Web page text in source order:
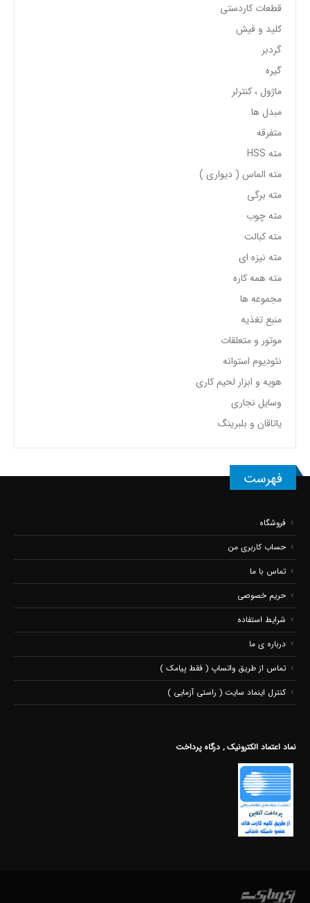
قطعات کاردستی
کلید و فیش
گردبر
گیره
ماژول ، کنترلر
مبدل ها
متفرقه
مته HSS
مته الماس ( دیواری )
مته برگی
مته چوب
مته کبالت
مته نیزه ای
مته همه کاره
مجموعه ها
منبع تغذیه
موتور و متعلقات
نئودیوم استوانه
هویه و ابزار لحیم کاری
وسایل نجاری
یاتاقان و بلبرینگ
فهرست
فروشگاه
حساب کاربری من
تماس با ما
حریم خصوصی
شرایط استفاده
درباره ی ما
تماس از طریق واتساپ ( فقط پیامک )
کنترل اینماد سایت ( راستی آزمایی )
نماد اعتماد الکترونیک , درگاه پرداخت